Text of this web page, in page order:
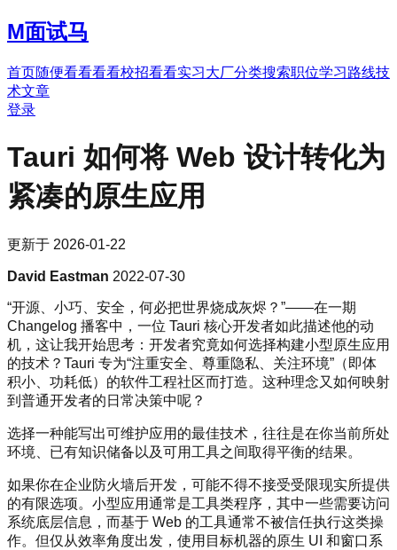
M面试马
首页随便看看看看校招看看实习大厂分类搜索职位学习路线技
术文章
登录
Tauri 如何将 Web 设计转化为
紧凑的原生应用
更新于 2026-01-22
David Eastman 2022-07-30
“开源、小巧、安全，何必把世界烧成灰烬？”——在一期
Changelog 播客中，一位 Tauri 核心开发者如此描述他的动
机，这让我开始思考：开发者究竟如何选择构建小型原生应用
的技术？Tauri 专为“注重安全、尊重隐私、关注环境”（即体
积小、功耗低）的软件工程社区而打造。这种理念又如何映射
到普通开发者的日常决策中呢？
选择一种能写出可维护应用的最佳技术，往往是在你当前所处
环境、已有知识储备以及可用工具之间取得平衡的结果。
如果你在企业防火墙后开发，可能不得不接受受限现实所提供
的有限选项。小型应用通常是工具类程序，其中一些需要访问
系统底层信息，而基于 Web 的工具通常不被信任执行这类操
作。但仅从效率角度出发，使用目标机器的原生 UI 和窗口系